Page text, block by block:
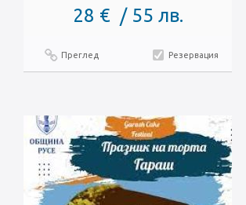
28 € / 55 лв.
Преглед Резервация